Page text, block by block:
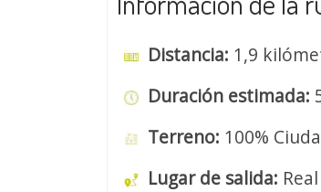
Distancia: 1,9
Duración estimada:
Terreno: 100%
Lugar de salida: